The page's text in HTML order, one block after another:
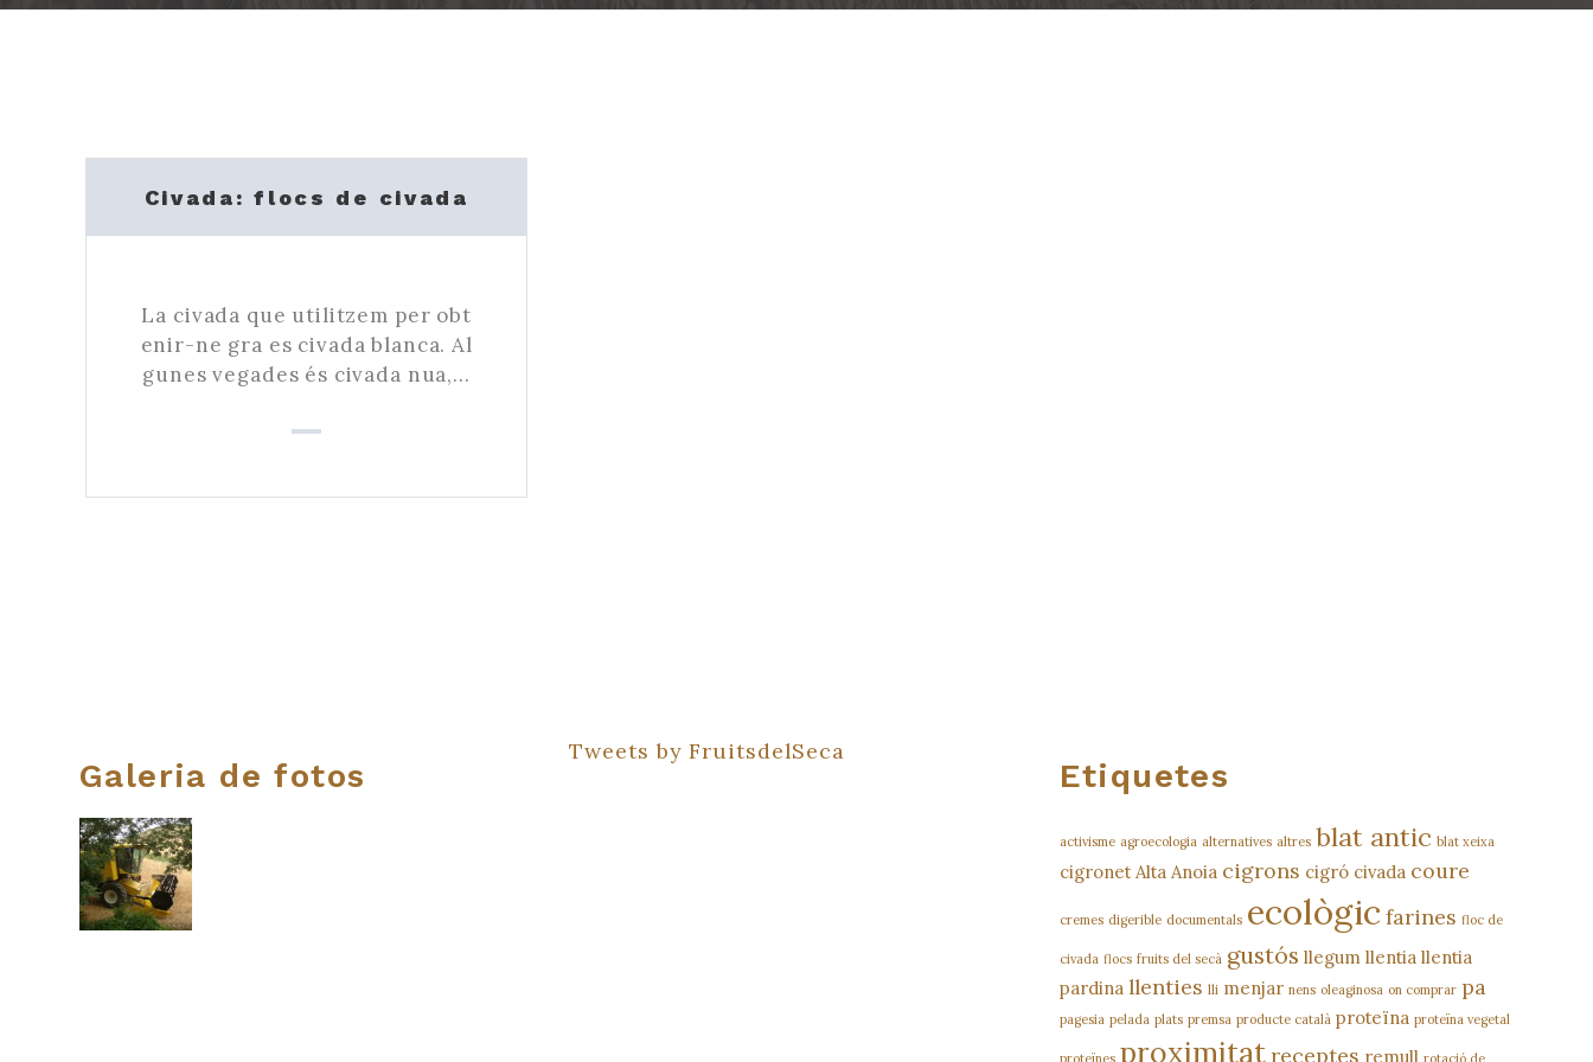
Civada: flocs de civada
La civada que utilitzem per obt
enir-ne gra es civada blanca. Al
gunes vegades és civada nua,…
Galeria de fotos
Tweets by FruitsdelSeca
Etiquetes
activisme agroecologia alternatives altres blat antic blat xeixa
cigronet Alta Anoia cigrons cigró civada coure
cremes digerible documentals ecològic farines floc de
civada flocs fruits del secà gustós llegum llentia llentia
pardina llenties lli menjar nens oleaginosa on comprar pa
pagesia pelada plats premsa producte català proteïna proteïna vegetal
proteïnes proximitatreceptes remull rotació de